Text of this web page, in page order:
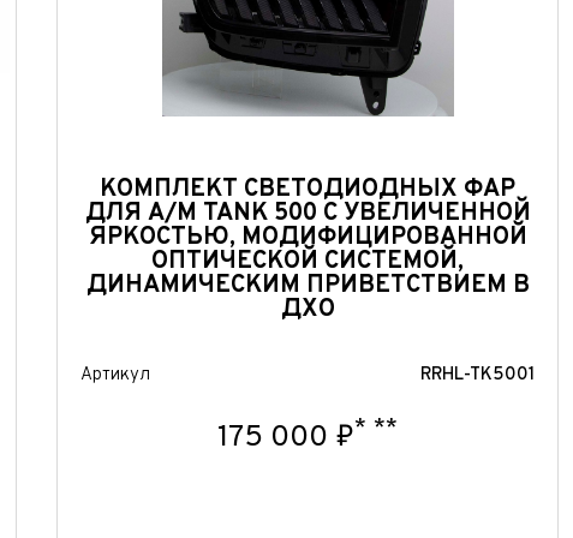
КОМПЛЕКТ СВЕТОДИОДНЫХ ФАР
ДЛЯ А/М TANK 500 С УВЕЛИЧЕННОЙ
ЯРКОСТЬЮ, МОДИФИЦИРОВАННОЙ
ОПТИЧЕСКОЙ СИСТЕМОЙ,
ДИНАМИЧЕСКИМ ПРИВЕТСТВИЕМ В
ДХО
Артикул RRHL-TK5001
175 000 ₽* **